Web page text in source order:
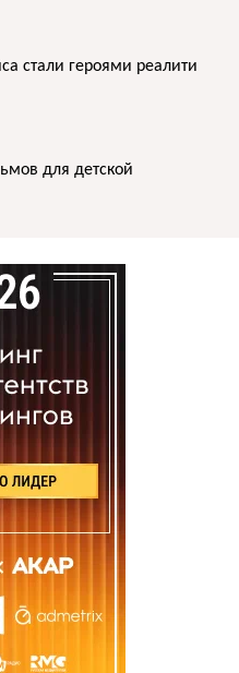
стали героями реалити
для детской